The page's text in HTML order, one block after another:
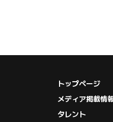
トップページ
メディア掲載情
タレント